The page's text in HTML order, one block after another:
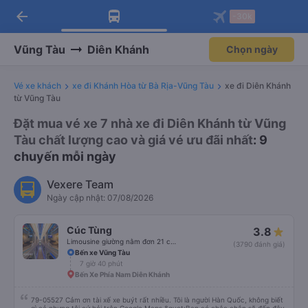
Tải app Vexere ngay!
Nhận ưu đãi thành viên độc
Mở app
Tải app Vexere
-30k/ghế khi đặt vé máy bay qua
Mở app
arrow_back
Vũng Tàu Diên Khánh Chọn ngày
Vé xe khách xe đi Khánh Hòa từ Bà Rịa-Vũng Tàu
xe đi Diên Khánh
từ Vũng Tàu
Đặt mua vé xe 7 nhà xe đi Diên Khánh từ Vũng
Tàu chất lượng cao và giá vé ưu đãi nhất: 9
chuyến mỗi ngày
Vexere Team
Ngày cập nhật: 07/08/2026
Cúc Tùng 3.8
(3790 đánh giá)
Bến xe Vũng Tàu
7 giờ 40 phút
Bến Xe Phía Nam Diên Khánh
79-05527 Cảm ơn tài xế xe buýt rất nhiều. Tôi là người Hàn Quốc, không biết